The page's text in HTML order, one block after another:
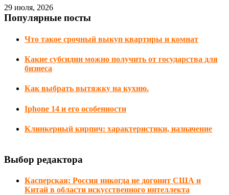
29 июля, 2026
Популярные посты
Что такое срочный выкуп квартиры и комнат
Какие субсидии можно получить от государства для
бизнеса
Как выбрать вытяжку на кухню.
Iphone 14 и его особенности
Клинкерный кирпич: характеристики, назначение
Выбор редактора
Касперская: Россия никогда не догонит США и
Китай в области искусственного интеллекта